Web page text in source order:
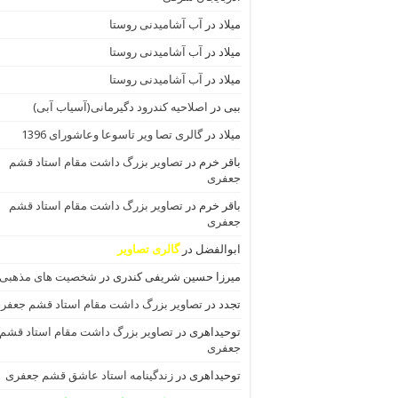
میلاد در آب آشامیدنی روستا
میلاد در آب آشامیدنی روستا
میلاد در آب آشامیدنی روستا
ببی در اصلاحیه کندرود دگیرمانی(آسیاب آبی)
میلاد درگالری تصا ویر تاسوعا وعاشورای 1396
باقر خرم در تصاویر بزرگ داشت مقام استاد قشم
جعفری
باقر خرم در تصاویر بزرگ داشت مقام استاد قشم
جعفری
ابوالفضل درگالری تصاویر
میرزا حسین شریفی کندری در شخصیت های مذهبی
تجدد در تصاویر بزرگ داشت مقام استاد قشم
توحیداهری در تصاویر بزرگ داشت مقام استاد قشم
جعفری
توحیداهری در زندگینامه استاد عاشق قشم جعفری